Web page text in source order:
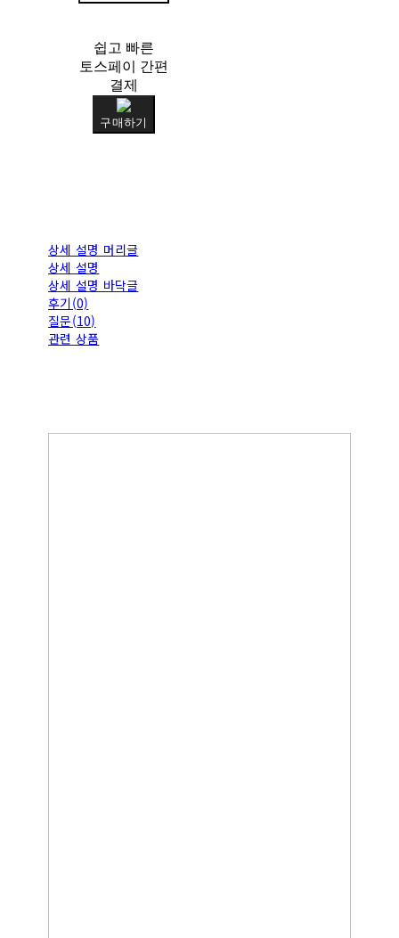
쉽고 빠른
토스페이 간편
결제
구매하기
상세 설명 머리글
상세 설명
상세 설명 바닥글
후기(0)
질문(10)
관련 상품